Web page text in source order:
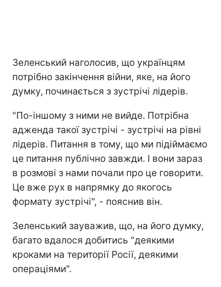
Зеленський наголосив, що українцям
потрібно закінчення війни, яке, на його
думку, починається з зустрічі лідерів.
"По-іншому з ними не вийде. Потрібна
адженда такої зустрічі - зустрічі на рівні
лідерів. Питання в тому, що ми підіймаємо
це питання публічно завжди. І вони зараз
в розмові з нами почали про це говорити.
Це вже рух в напрямку до якогось
формату зустрічі", - пояснив він.
Зеленський зауважив, що, на його думку,
багато вдалося добитись "деякими
кроками на території Росії, деякими
операціями".